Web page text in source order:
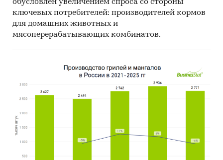
обусловлен увеличением спроса со стороны
ключевых потребителей: производителей кормов
для домашних животных и
мясоперерабатывающих комбинатов.